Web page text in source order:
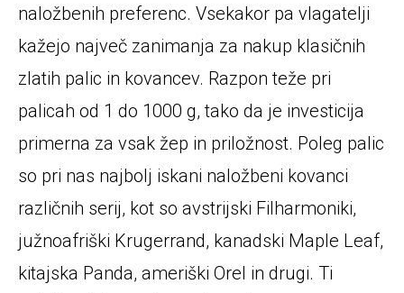
naložbenih preferenc. Vsekakor pa vlagatelji
kažejo največ zanimanja za nakup klasičnih
zlatih palic in kovancev. Razpon teže pri
palicah od 1 do 1000 g, tako da je investicija
primerna za vsak žep in priložnost. Poleg palic
so pri nas najbolj iskani naložbeni kovanci
različnih serij, kot so avstrijski Filharmoniki,
južnoafriški Krugerrand, kanadski Maple Leaf,
kitajska Panda, ameriški Orel in drugi. Ti